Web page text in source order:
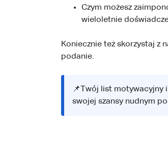
Czym możesz
wieloletnie
Koniecznie też skorzystaj z
podanie.
📌Twój list motywacyjny
swojej szansy nudnym